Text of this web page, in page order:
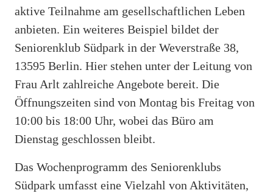
aktive Teilnahme am gesellschaftlichen Leben
anbieten. Ein weiteres Beispiel bildet der
Seniorenklub Südpark in der Weverstraße 38,
13595 Berlin. Hier stehen unter der Leitung von
Frau Arlt zahlreiche Angebote bereit. Die
Öffnungszeiten sind von Montag bis Freitag von
10:00 bis 18:00 Uhr, wobei das Büro am
Dienstag geschlossen bleibt.
Das Wochenprogramm des Seniorenklubs
Südpark umfasst eine Vielzahl von Aktivitäten,